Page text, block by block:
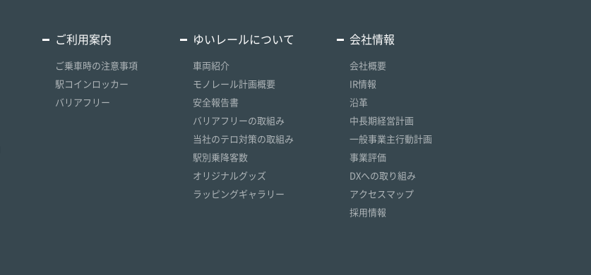
ご利用案内
ご乗車時の注意事項
駅コインロッカー
バリアフリー
ゆいレールについて
車両紹介
モノレール計画概要
安全報告書
バリアフリーの取組み
当社のテロ対策の取組み
駅別乗降客数
オリジナルグッズ
ラッピングギャラリー
会社情報
会社概要
IR情報
沿革
中長期経営計画
一般事業主行動計画
事業評価
DXへの取り組み
アクセスマップ
採用情報